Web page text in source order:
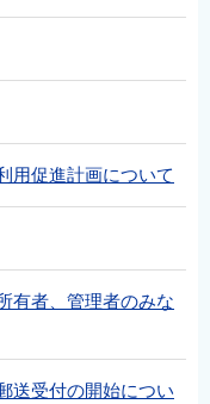
用促進計画について
有者、管理者のみな
送受付の開始につい